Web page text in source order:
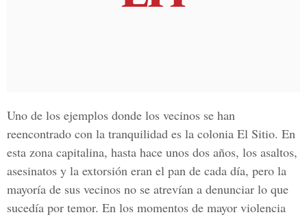
Uno de los ejemplos donde los vecinos se han
reencontrado con la tranquilidad es la colonia El Sitio. En
esta zona capitalina, hasta hace unos dos años, los asaltos,
asesinatos y la extorsión eran el pan de cada día, pero la
mayoría de sus vecinos no se atrevían a denunciar lo que
sucedía por temor. En los momentos de mayor violencia